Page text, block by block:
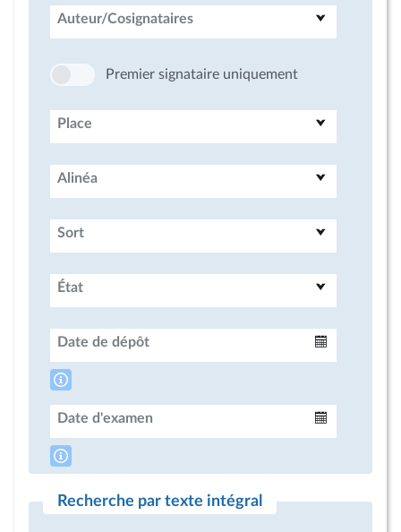
Auteur/Cosignataires
Premier signataire uniquement
Place
Alinéa
Sort
État
Date de dépôt
Date d'examen
Recherche par texte intégral